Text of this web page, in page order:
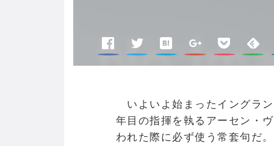
いよいよ始まったイングラ
年目の指揮を執るアーセン・
われた際に必ず使う常套句だ。